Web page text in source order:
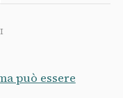
può essere